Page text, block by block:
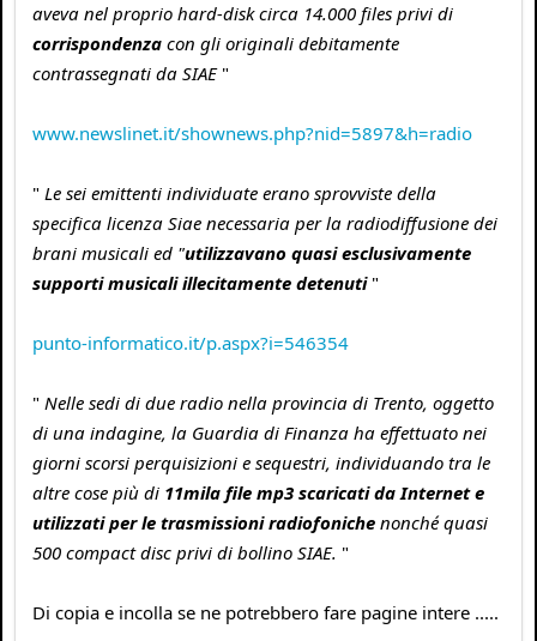
aveva nel proprio hard-disk circa 14.000 files privi di
corrispondenza con gli originali debitamente
contrassegnati da SIAE"
www.newslinet.it/shownews.php?nid=5897&h=radio
" Le sei emittenti individuate erano sprovviste della
specifica licenza Siae necessaria per la radiodiffusione dei
brani musicali ed "utilizzavano quasi esclusivamente
supporti musicali illecitamente detenuti"
punto-informatico.it/p.aspx?i=546354
" Nelle sedi di due radio nella provincia di Trento, oggetto
di una indagine, la Guardia di Finanza ha effettuato nei
giorni scorsi perquisizioni e sequestri, individuando tra le
altre cose più di 11mila file mp3 scaricati da Internet e
utilizzati per le trasmissioni radiofoniche nonché quasi
500 compact disc privi di bollino SIAE. "
Di copia e incolla se ne potrebbero fare pagine intere .....